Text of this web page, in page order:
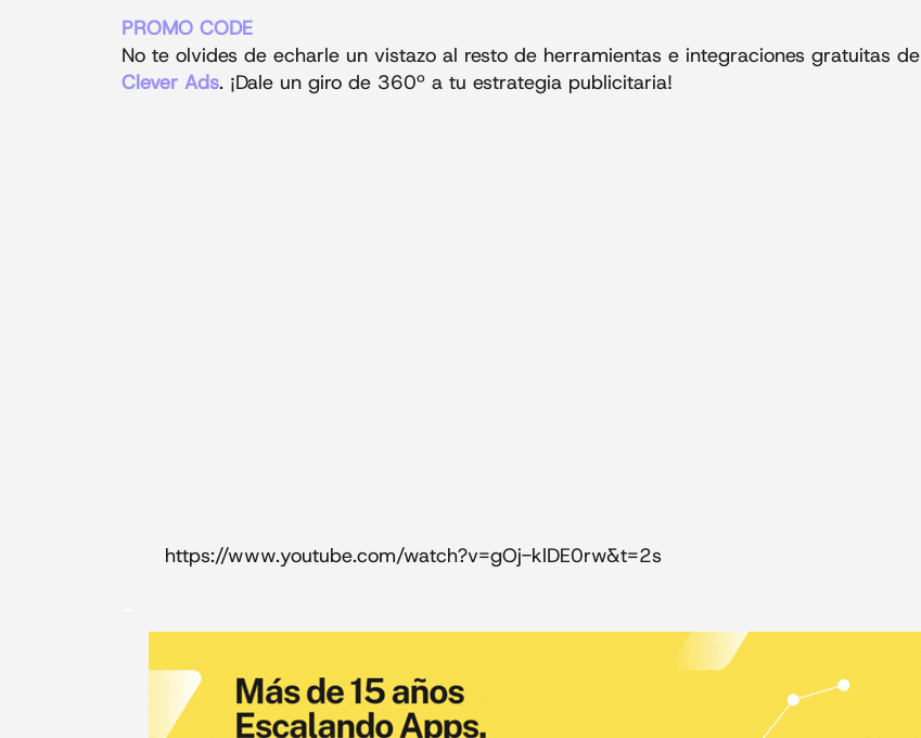
PROMO CODE
No te olvides de echarle un vistazo al resto de herramientas e integraciones gratuitas de
Clever Ads. ¡Dale un giro de 360º a tu estrategia publicitaria!
https://www.youtube.com/watch?v=gOj-klDE0rw&t=2s